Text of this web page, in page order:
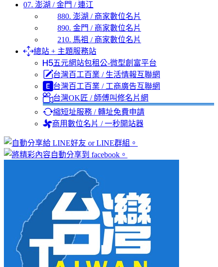
07. 澎湖 / 金門 / 連江
880. 澎湖 / 商家數位名片
890. 金門 / 商家數位名片
210. 馬祖 / 商家數位名片
總站 + 主題服務站
五元網站包租公-微型創富平台
台灣百工百業 / 生活情報互聯網
台灣百工百業 / 工商廣告互聯網
台灣OK匠 / 師傅叫修名片網
縮短址服務 / 轉址免費申請
商用數位名片 / 一秒開站器